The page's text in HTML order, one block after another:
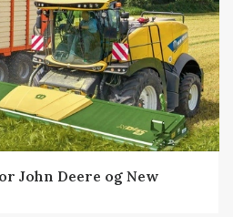
John Deere og New